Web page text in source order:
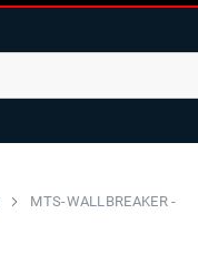
MTS-WALLBREAKER -